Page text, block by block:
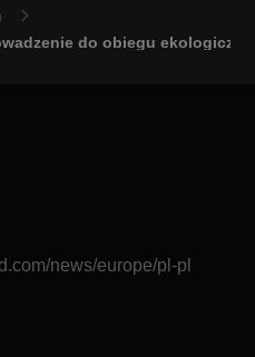
do obiegu
news/europe/pl-pl